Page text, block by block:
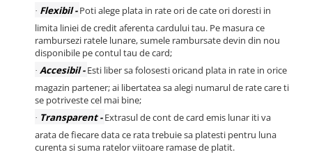
· Flexibil -Poti alege plata in rate ori de cate ori doresti in
limita liniei de credit aferenta cardului tau. Pe masura ce
rambursezi ratele lunare, sumele rambursate devin din nou
disponibile pe contul tau de card;
· Accesibil -Esti liber sa folosesti oricand plata in rate in orice
magazin partener; ai libertatea sa alegi numarul de rate care ti
se potriveste cel mai bine;
· Transparent -Extrasul de cont de card emis lunar iti va
arata de fiecare data ce rata trebuie sa platesti pentru luna
curenta si suma ratelor viitoare ramase de platit.